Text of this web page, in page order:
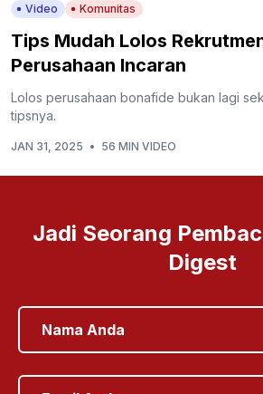
Video Komunitas
Tips Mudah Lolos
Perusahaan Incaran
Lolos perusahaan bonafide bukan lagi
tipsnya.
JAN 31, 2025 • 56 MIN VIDEO
Jadi Seorang
Digest